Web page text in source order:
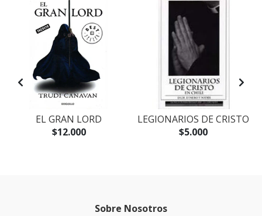
EL GRAN LORD
$12.000
LEGIONARIOS DE CRISTO
$5.000
Sobre Nosotros